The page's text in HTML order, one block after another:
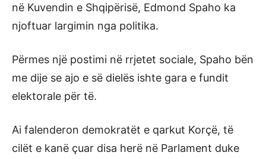
në Kuvendin e Shqipërisë, Edmond Spaho ka
njoftuar largimin nga politika.
Përmes një postimi në rrjetet sociale, Spaho bën
me dije se ajo e së dielës ishte gara e fundit
elektorale për të.
Ai falenderon demokratët e qarkut Korçë, të
cilët e kanë çuar disa herë në Parlament duke